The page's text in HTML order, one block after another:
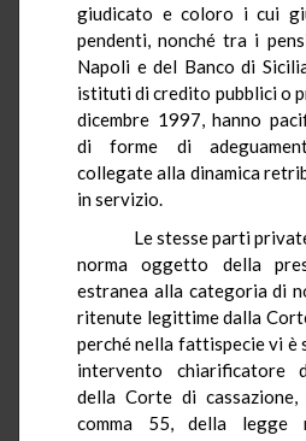
giudicato e coloro i cui
pendenti, nonché tra i
Napoli e del Banco di
istituti di credito pubblici o
dicembre 1997, hanno
di forme di
collegate alla dinamica
in servizio.
Le stesse parti
norma oggetto della
estranea alla categoria di
ritenute legittime dalla
perché nella fattispecie vi è
intervento chiarificatore
della Corte di cassazione,
comma 55, della